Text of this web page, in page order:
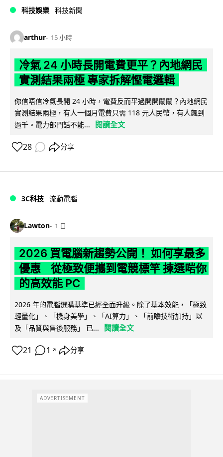
科技娛樂 科技新聞
arthur 15 小時
冷氣 24 小時長開電費更平？內地網民
實測結果兩極 專家拆解慳電邏輯
你信唔信冷氣長開 24 小時，電費反而平過開開關關？內地網民
實測結果兩極，有人一個月電費只需 118 元人民幣，有人飆到
過千。電力部門話不能...
閱讀全文
28 分享
3C科技 流動電腦
Lawton 1 日
2026 買電腦新趨勢公開！ 如何享最多
優惠 從極致便攜到電競標竿 揀選啱你
的高效能 PC
2026 年的電腦選購基準已經全面升級。除了基本效能，「極致
輕量化」、「機身美學」、「AI算力」、「前瞻技術加持」以
及「品質與售後服務」 已...
閱讀全文
21 1 ↗ 分享
ADVERTISEMENT